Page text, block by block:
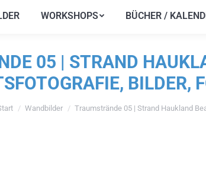
WORKSHOPS BÜCHER /
05 | STRAND
BILDER,
befinden sich hier:
Wandbilder Traumstrände 05 | Strand Haukland
WORKSHOPS BÜCHER /